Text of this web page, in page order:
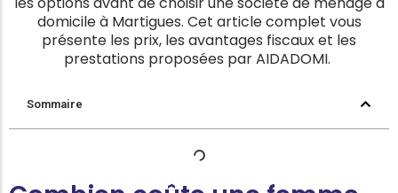
domicile à Martigues. Cet article complet vous
présente les prix, les avantages fiscaux et les
prestations proposées par AIDADOMI.
Sommaire